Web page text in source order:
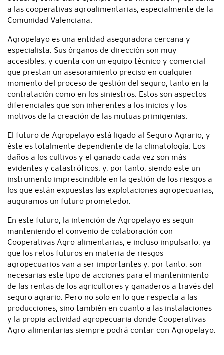
a las cooperativas agroalimentarias, especialmente de la
Comunidad Valenciana.
Agropelayo es una entidad aseguradora cercana y
especialista. Sus órganos de dirección son muy
accesibles, y cuenta con un equipo técnico y comercial
que prestan un asesoramiento preciso en cualquier
momento del proceso de gestión del seguro, tanto en la
contratación como en los siniestros. Estos son aspectos
diferenciales que son inherentes a los inicios y los
motivos de la creación de las mutuas primigenias.
El futuro de Agropelayo está ligado al Seguro Agrario, y
éste es totalmente dependiente de la climatología. Los
daños a los cultivos y el ganado cada vez son más
evidentes y catastróficos, y, por tanto, siendo este un
instrumento imprescindible en la gestión de los riesgos a
los que están expuestas las explotaciones agropecuarias,
auguramos un futuro prometedor.
En este futuro, la intención de Agropelayo es seguir
manteniendo el convenio de colaboración con
Cooperativas Agro-alimentarias, e incluso impulsarlo, ya
que los retos futuros en materia de riesgos
agropecuarios van a ser importantes y, por tanto, son
necesarias este tipo de acciones para el mantenimiento
de las rentas de los agricultores y ganaderos a través del
seguro agrario. Pero no solo en lo que respecta a las
producciones, sino también en cuanto a las instalaciones
y la propia actividad agropecuaria donde Cooperativas
Agro-alimentarias siempre podrá contar con Agropelayo.